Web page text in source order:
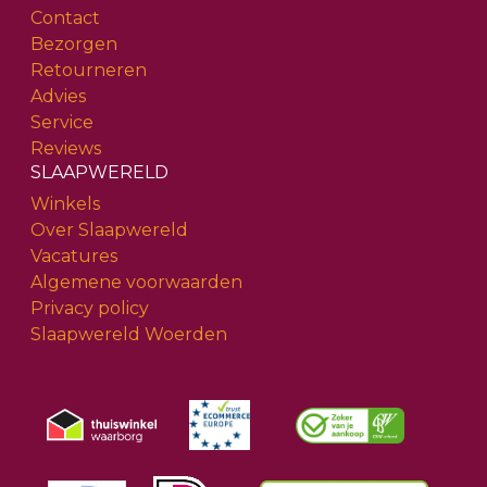
Contact
Bezorgen
Retourneren
Advies
Service
Reviews
SLAAPWERELD
Winkels
Over Slaapwereld
Vacatures
Algemene voorwaarden
Privacy policy
Slaapwereld Woerden